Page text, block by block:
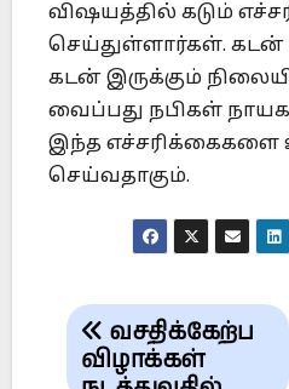
விஷயத்தில் கடும்
செய்துள்ளார்கள்.
கடன் இருக்கும்
வைப்பது நபிகள்
இந்த எச்சரிக்கைகளை
செய்வதாகும்.
Post
navigation
வசதிக்கேற்ப
விழாக்கள்